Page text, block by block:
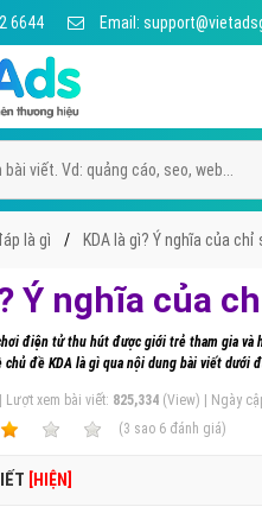
6644 Email:
là gì KDA là gì? Ý nghĩa của
Ý nghĩa của
điện tử thu hút được giới trẻ tham gia và
đề KDA là gì qua nội dung bài viết dưới
| Lượt xem bài viết: 825,334 (View) | Ngày
(3 sao 6 đánh giá)
[HIỆN]